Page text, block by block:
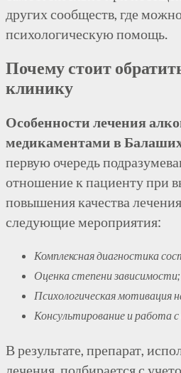
других сообществ, где
психологическую помощь.
Почему стоит
клинику
Особенности лечения
медикаментами в
первую очередь
отношение к пациенту при
повышения качества
следующие мероприятия:
Комплексная диагностика
Оценка степени зависимости;
Психологическая мотивация
Консультирование и работа
В результате, препарат,
лечения, подбирается с